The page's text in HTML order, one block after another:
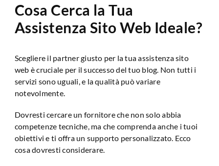
Cosa Cerca la Tua
Assistenza Sito Web Ideale?
Scegliere il partner giusto per la tua assistenza sito
web è cruciale per il successo del tuo blog. Non tutti i
servizi sono uguali, e la qualità può variare
notevolmente.
Dovresti cercare un fornitore che non solo abbia
competenze tecniche, ma che comprenda anche i tuoi
obiettivi e ti offra un supporto personalizzato. Ecco
cosa dovresti considerare.